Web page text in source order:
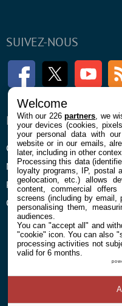
SUIVEZ-NOUS
FacebookTwitter
ENTREPRISE
Confidentialité et Cookies
Mentions légales et CGU
Préférences Cookies
Qui sommes nous
Welcome
With our 226partners , we
your devices (cookies,
your personal data with
website or in our emails,
later, including in other
Processing this data
loyalty programs, IP, postal
geolocation, etc.) allows
content, commercial
screens (including by email,
personalising them,
audiences.
You can "accept all" and
"cookie" icon. You can also
processing activities not
valid for 6 months.